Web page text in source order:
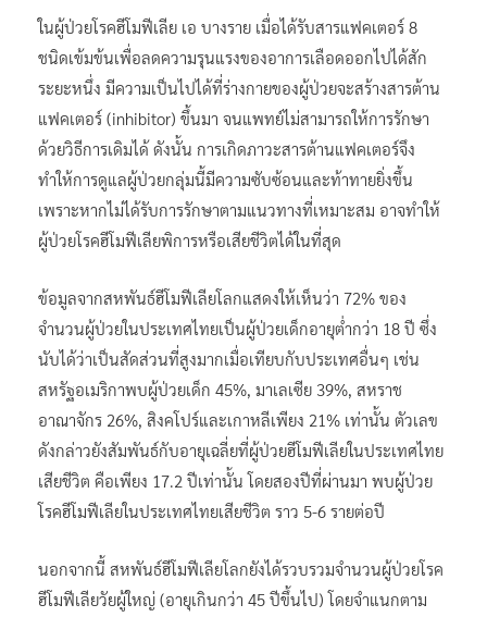
ในผู้ป่วยโรคฮีโมฟีเลีย เอ บางราย เมื่อได้รับสารแฟคเตอร์ 8
ชนิดเข้มข้นเพื่อลดความรุนแรงของอาการเลือดออกไปได้สัก
ระยะหนึ่ง มีความเป็นไปได้ที่ร่างกายของผู้ป่วยจะสร้างสารต้าน
แฟคเตอร์ (inhibitor) ขึ้นมา จนแพทย์ไม่สามารถให้การรักษา
ด้วยวิธีการเดิมได้ ดังนั้น การเกิดภาวะสารต้านแฟคเตอร์จึง
ทำให้การดูแลผู้ป่วยกลุ่มนี้มีความซับซ้อนและท้าทายยิ่งขึ้น
เพราะหากไม่ได้รับการรักษาตามแนวทางที่เหมาะสม อาจทำให้
ผู้ป่วยโรคฮีโมฟีเลียพิการหรือเสียชีวิตได้ในที่สุด
ข้อมูลจากสหพันธ์ฮีโมฟีเลียโลกแสดงให้เห็นว่า 72% ของ
จำนวนผู้ป่วยในประเทศไทยเป็นผู้ป่วยเด็กอายุต่ำกว่า 18 ปี ซึ่ง
นับได้ว่าเป็นสัดส่วนที่สูงมากเมื่อเทียบกับประเทศอื่นๆ เช่น
สหรัฐอเมริกาพบผู้ป่วยเด็ก 45%, มาเลเซีย 39%, สหราช
อาณาจักร 26%, สิงคโปร์และเกาหลีเพียง 21% เท่านั้น ตัวเลข
ดังกล่าวยังสัมพันธ์กับอายุเฉลี่ยที่ผู้ป่วยฮีโมฟีเลียในประเทศไทย
เสียชีวิต คือเพียง 17.2 ปีเท่านั้น โดยสองปีที่ผ่านมา พบผู้ป่วย
โรคฮีโมฟีเลียในประเทศไทยเสียชีวิต ราว 5-6 รายต่อปี
นอกจากนี้ สหพันธ์ฮีโมฟีเลียโลกยังได้รวบรวมจำนวนผู้ป่วยโรค
ฮีโมฟีเลียวัยผู้ใหญ่ (อายุเกินกว่า 45 ปีขึ้นไป) โดยจำแนกตาม